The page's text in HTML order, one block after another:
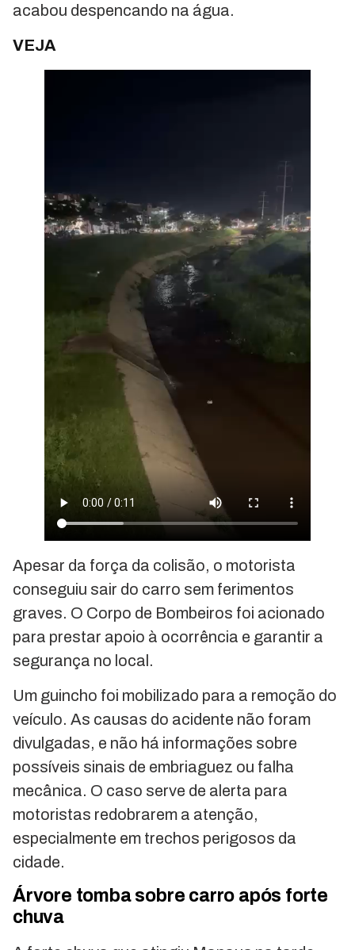
acabou despencando na água.
VEJA
Apesar da força da colisão, o motorista
conseguiu sair do carro sem ferimentos
graves. O Corpo de Bombeiros foi acionado
para prestar apoio à ocorrência e garantir a
segurança no local.
Um guincho foi mobilizado para a remoção do
veículo. As causas do acidente não foram
divulgadas, e não há informações sobre
possíveis sinais de embriaguez ou falha
mecânica. O caso serve de alerta para
motoristas redobrarem a atenção,
especialmente em trechos perigosos da
cidade.
Árvore tomba sobre carro após forte
chuva